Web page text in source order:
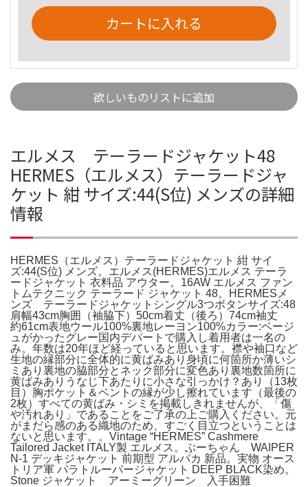
カートに入れる
欲しいものリストに追加
エルメス テーラードジャケット48
HERMES（エルメス）テーラードジャ
ケット 紺 サイズ:44(S位) メンズの詳細
情報
HERMES（エルメス）テーラードジャケット 紺 サイ
ズ:44(S位) メンズ。エルメス(HERMES)エルメス テーラ
ードジャケット 衣料品 アウター。16AW エルメス ファン
トムテクニック テーラード ジャケット 48。HERMESメ
ンズ テーラードジャケットシングル3つボタンサイズ:48
肩幅43cm胸囲（袖脇下）50cm着丈（後ろ）74cm袖丈
約61cm表地ウール100%裏地レーヨン100%カラー:ベージ
ュがかったグレー国内デパートで購入し着用者は一名の
み。年数は20年ほど経っていると思います。襟や袖口など
生地の縁部分に全体的に黄ばみあり身頃に何箇所か薄いシ
ミあり裏地の脇部分とネック部分に変色あり裏地数箇所に
黄ばみありうなじ下あたりに小さな引っかけ？あり（13枚
目）胸ポケット＆ベントの縁が少し擦れています（最後の
2枚）すべての黄ばみ・シミを掲載しきれませんが、「傷
や汚れあり」であることをご了承の上ご購入ください。元
がまだら感のある織地のため、すごく目立つということは
ないと思います。。Vintage “HERMES” Cashmere
Tailored Jacket ITALY製 エルメス。ぶーちゃん WAIPER
N-1 デッキジャケット 前期型 アルパカ 新品。実物 オース
トリア軍 パラトルーパージャケット DEEP BLACK染め。
Stone ジャケット アーミーグリーン 入手困難